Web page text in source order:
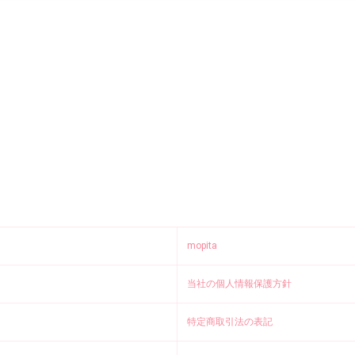
mopita
当社の個人情報保護方針
特定商取引法の表記